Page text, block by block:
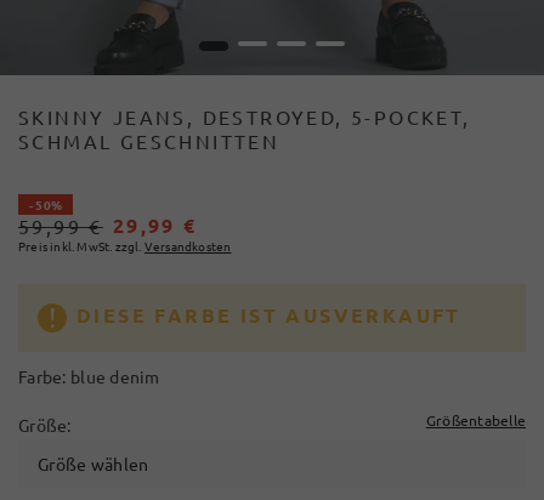
1 2 3 4
SKINNY JEANS, DESTROYED, 5-POCKET,
SCHMAL GESCHNITTEN
- 50%
59,99 € 29,99 €
Preis inkl. MwSt. zzgl. Versandkosten
DIESE FARBE IST AUSVERKAUFT
Farbe: blue denim
Größe: Größentabelle
Größe wählen